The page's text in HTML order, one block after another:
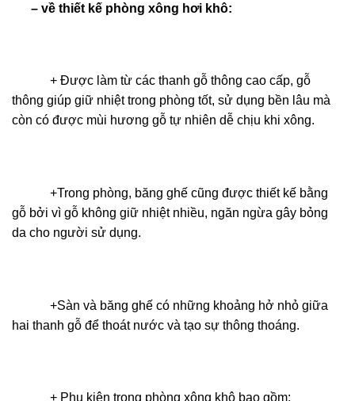
– về thiết kế phòng xông hơi khô:
+ Được làm từ các thanh gỗ thông cao cấp, gỗ
thông giúp giữ nhiệt trong phòng tốt, sử dụng bền lâu mà
còn có được mùi hương gỗ tự nhiên dễ chịu khi xông.
+Trong phòng, băng ghế cũng được thiết kế bằng
gỗ bởi vì gỗ không giữ nhiệt nhiều, ngăn ngừa gây bỏng
da cho người sử dụng.
+Sàn và băng ghế có những khoảng hở nhỏ giữa
hai thanh gỗ để thoát nước và tạo sự thông thoáng.
+ Phụ kiện trong phòng xông khô bao gồm: